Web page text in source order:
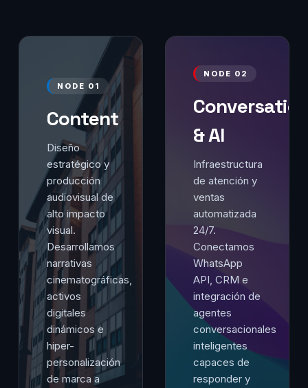
NODE 01
Content
Diseño
estratégico y
producción
audiovisual de
alto impacto
visual.
Desarrollamos
narrativas
cinematográficas,
activos
digitales
dinámicos e
hiper-
personalización
de marca a
NODE 02
& AI
Infraestructura
de atención y
ventas
automatizada
24/7.
Conectamos
WhatsApp
API, CRM e
integración de
agentes
conversacionales
inteligentes
capaces de
responder y